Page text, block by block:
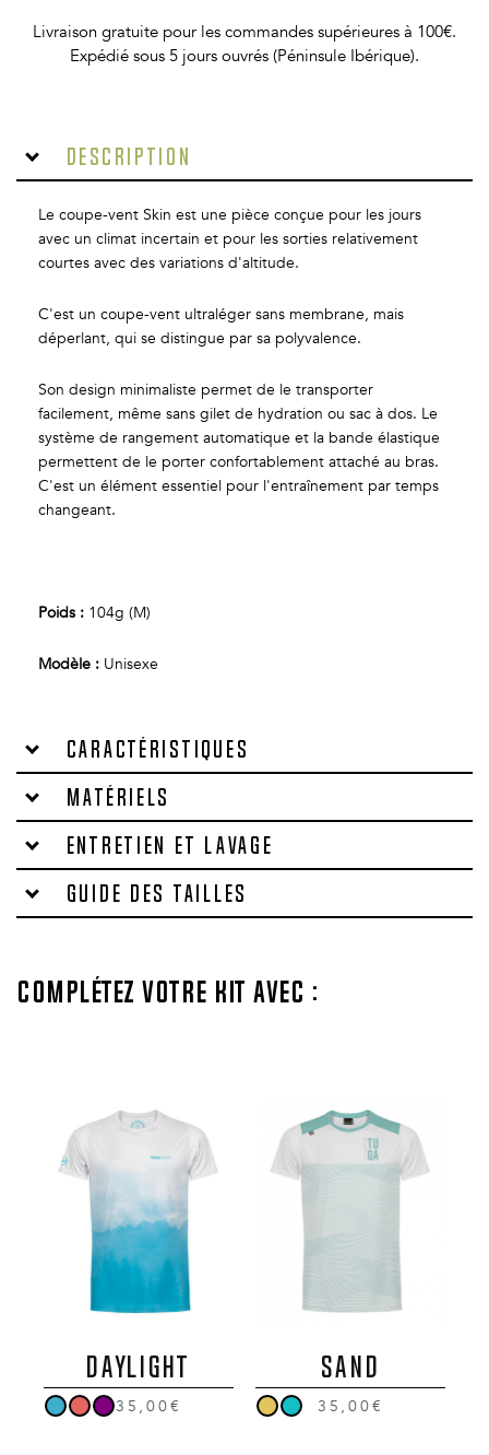
Livraison gratuite pour les commandes supérieures à 100€.
Expédié sous 5 jours ouvrés (Péninsule Ibérique).
Description
Le coupe-vent Skin est une pièce conçue pour les jours
avec un climat incertain et pour les sorties relativement
courtes avec des variations d'altitude.
C'est un coupe-vent ultraléger sans membrane, mais
déperlant, qui se distingue par sa polyvalence.
Son design minimaliste permet de le transporter
facilement, même sans gilet de hydration ou sac à dos. Le
système de rangement automatique et la bande élastique
permettent de le porter confortablement attaché au bras.
C'est un élément essentiel pour l'entraînement par temps
changeant.
Poids : 104g (M)
Modèle : Unisexe
Caractéristiques
Matériels
Entretien et lavage
Guide des tailles
Complétez votre kit avec :
DAYLIGHT
35,00€
SAND
35,00€